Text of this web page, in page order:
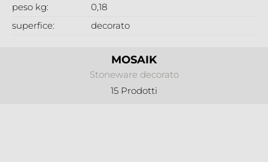
MOSAIK
Stoneware decorato
15 Prodotti
peso kg:
0,18
superfice:
decorato